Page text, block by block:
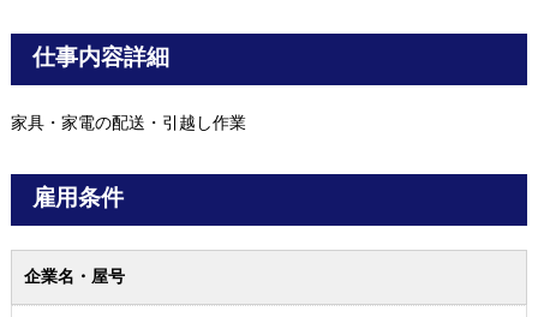
仕事内容詳細
家具・家電の配送・引越し作業
雇用条件
企業名・屋号